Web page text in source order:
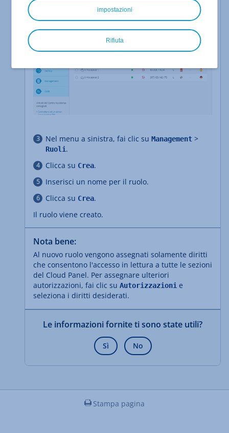
Nel menu a sinistra, fai clic su Management >
Ruoli.
Clicca su Crea.
Inserisci un nome per il ruolo.
Clicca su Crea.
Il ruolo viene creato.
Nota bene:
Al nuovo ruolo vengono assegnati solamente diritti
che consentono l'accesso in lettura a tutte le sezioni
del Cloud Panel. Per assegnare ulteriori
autorizzazioni, fai clic su Autorizzazioni e
seleziona i diritti desiderati.
Le informazioni fornite ti sono state utili?
Sì No
Stampa pagina
Rifiuta
impostazioni